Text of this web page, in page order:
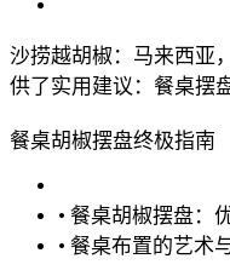
沙捞越胡椒：马来西亚
供了实用建议：餐桌摆
餐桌胡椒摆盘终极指南
• 餐桌胡椒摆盘：
• 餐桌布置的艺术